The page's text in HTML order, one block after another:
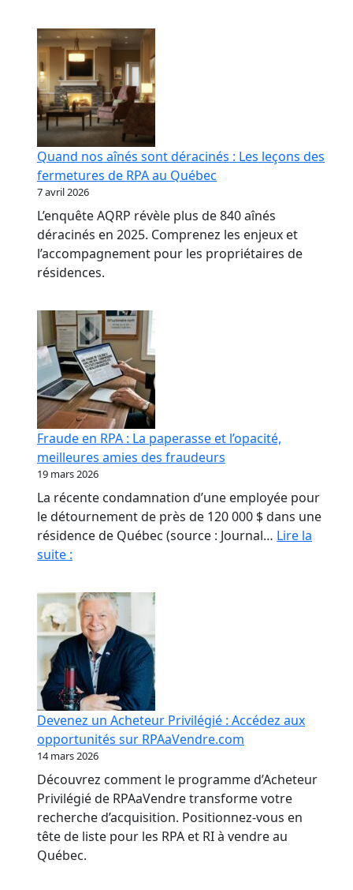
Quand nos aînés sont déracinés : Les leçons des
fermetures de RPA au Québec
7 avril 2026
L’enquête AQRP révèle plus de 840 aînés
déracinés en 2025. Comprenez les enjeux et
l’accompagnement pour les propriétaires de
résidences.
Fraude en RPA : La paperasse et l’opacité,
meilleures amies des fraudeurs
19 mars 2026
La récente condamnation d’une employée pour
le détournement de près de 120 000 $ dans une
résidence de Québec (source : Journal… Lire la
suite :
RPA
:
La
paperasse
et
l’opacité,
meilleures
amies
des
fraudeurs
Devenez un Acheteur Privilégié : Accédez aux
opportunités sur RPAaVendre.com
14 mars 2026
Découvrez comment le programme d’Acheteur
Privilégié de RPAaVendre transforme votre
recherche d’acquisition. Positionnez-vous en
tête de liste pour les RPA et RI à vendre au
Québec.